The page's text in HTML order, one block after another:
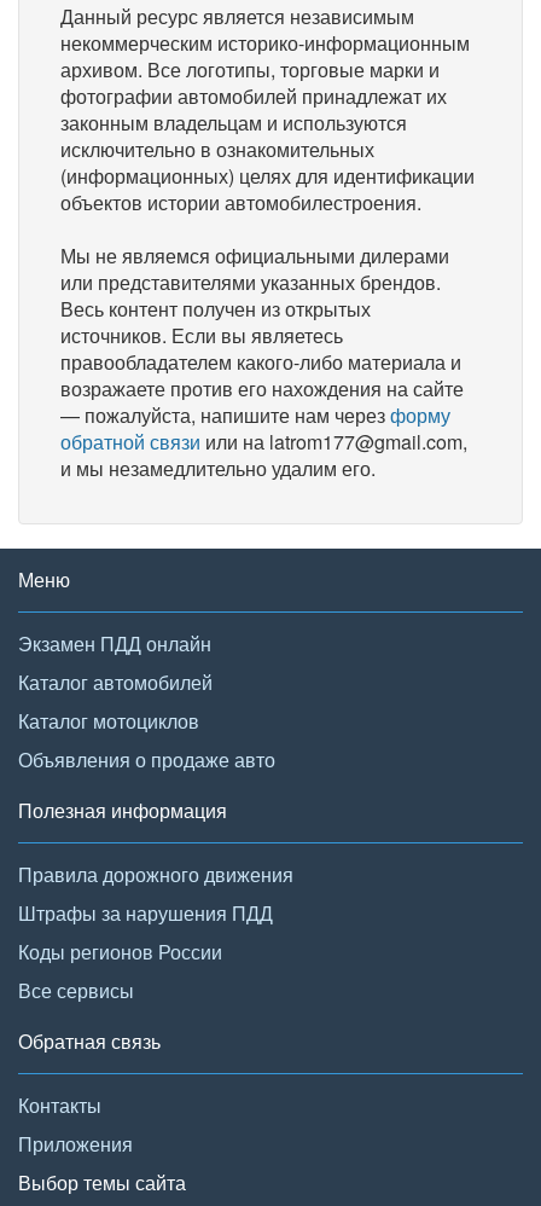
Данный ресурс является независимым
некоммерческим историко-информационным
архивом. Все логотипы, торговые марки и
фотографии автомобилей принадлежат их
законным владельцам и используются
исключительно в ознакомительных
(информационных) целях для идентификации
объектов истории автомобилестроения.
Мы не являемся официальными дилерами
или представителями указанных брендов.
Весь контент получен из открытых
источников. Если вы являетесь
правообладателем какого-либо материала и
возражаете против его нахождения на сайте
— пожалуйста, напишите нам черезформу
обратной связи или на latrom177@gmail.com,
и мы незамедлительно удалим его.
Меню
Экзамен ПДД онлайн
Каталог автомобилей
Каталог мотоциклов
Объявления о продаже авто
Полезная информация
Правила дорожного движения
Штрафы за нарушения ПДД
Коды регионов России
Все сервисы
Обратная связь
Контакты
Приложения
Выбор темы сайта